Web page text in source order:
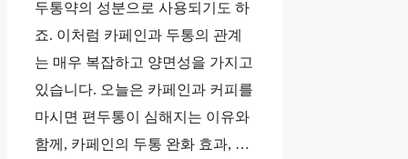
두통약의 성분으로 사용되기도 하
죠. 이처럼 카페인과 두통의 관계
는 매우 복잡하고 양면성을 가지고
있습니다. 오늘은 카페인과 커피를
마시면 편두통이 심해지는 이유와
함께, 카페인의 두통 완화 효과, …